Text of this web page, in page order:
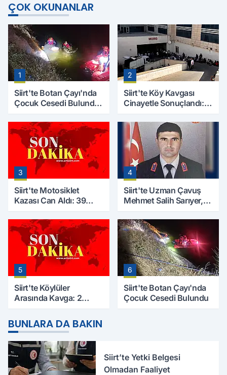
ÇOK OKUNANLAR
1
Siirt'te Botan Çayı'nda
Çocuk Cesedi Bulundu:
Çalışmaları Başlıyor
2
Siirt'te Köy Kavgası
Cinayetle Sonuçlandı:
Kaybetti
3
Siirt'te Motosiklet
Kazası Can Aldı: 39
Hayatını Kaybetti
4
Siirt'te Uzman Çavuş
Mehmet Salih Sarıyer,
5
Siirt'te Köylüler
Arasında Kavga: 2
Ağır
6
Siirt'te Botan Çayı'nda
Çocuk Cesedi Bulundu
BUNLARA DA BAKIN
Siirt’te Yetki Belgesi
Olmadan Faaliyet